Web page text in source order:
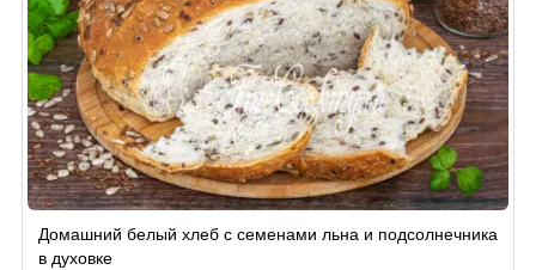
Домашний белый хлеб с семенами льна и подсолнечника
в духовке